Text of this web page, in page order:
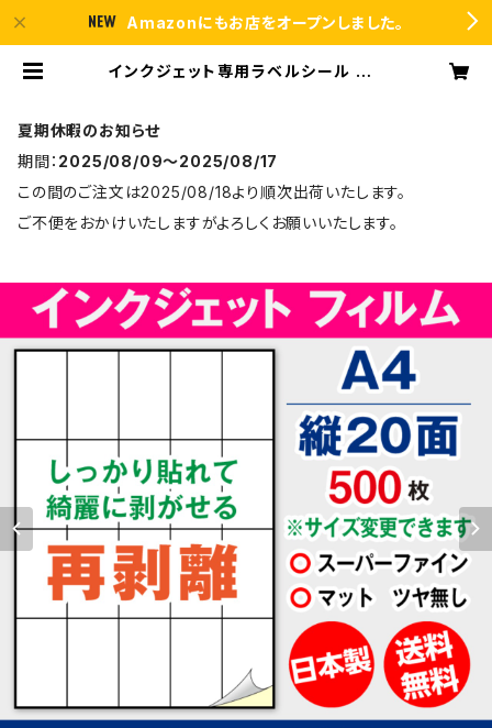
Amazonにもお店をオープンしました。
インクジェット専用ラベルシール フィ
ラベルシール市場 BASE店
夏期休暇のお知らせ
期間： 2025/08/09〜2025/08/17
この間のご注文は2025/08/18より順次出荷いたします。
ご不便をおかけいたしますがよろしくお願いいたします。